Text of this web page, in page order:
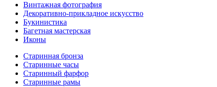
Винтажная фотография
Декоративно-прикладное искусство
Букинистика
Багетная мастерская
Иконы
Старинная бронза
Старинные часы
Старинный фарфор
Старинные рамы